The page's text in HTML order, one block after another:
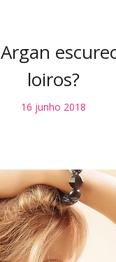
loiros?
16 junho 2018